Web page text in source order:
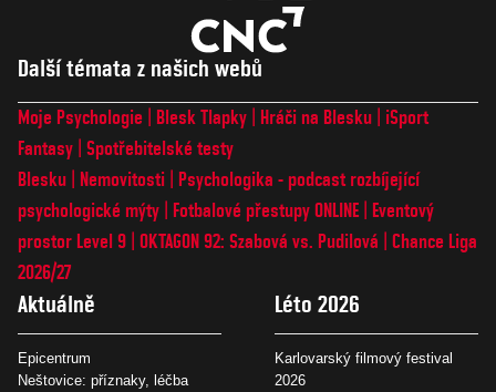
Další témata z našich webů
Moje Psychologie Blesk Tlapky Hráči na Blesku
iSport
Fantasy Spotřebitelské testy
Blesku
Nemovitosti
Psychologika - podcast rozbíjející
psychologické mýty
Fotbalové přestupy ONLINE
Eventový
prostor Level 9 OKTAGON 92: Szabová vs. Pudilová
Chance Liga
2026/27
Aktuálně
Epicentrum
Neštovice: příznaky, léčba
Léto 2026
Karlovarský filmový festival
2026